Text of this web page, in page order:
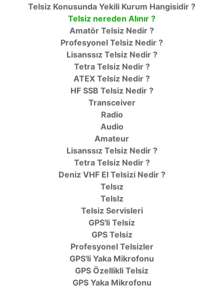
Telsiz Konusunda Yekili Kurum Hangisidir ?
Telsiz nereden Alınır ?
Amatör Telsiz Nedir ?
Profesyonel Telsiz Nedir ?
Lisanssız Telsiz Nedir ?
Tetra Telsiz Nedir ?
ATEX Telsiz Nedir ?
HF SSB Telsiz Nedir ?
Transceiver
Radio
Audio
Amateur
Lisanssız Telsiz Nedir ?
Tetra Telsiz Nedir ?
Deniz VHF El Telsizi Nedir ?
Telsız
TelsIz
Telsiz Servisleri
GPS'li Telsiz
GPS Telsiz
Profesyonel Telsizler
GPS'li Yaka Mikrofonu
GPS Özellikli Telsiz
GPS Yaka Mikrofonu